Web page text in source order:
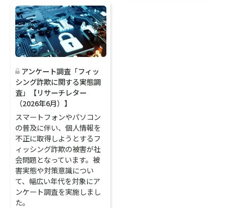
アンケート調査「フィッ
シング詐欺に関する実態調
査」【リサーチレター
（2026年6月）】
スマートフォンやパソコン
の普及に伴い、個人情報を
不正に取得しようとするフ
ィッシング詐欺の被害が社
会問題となっています。被
害実態や対策意識につい
て、幅広い年代を対象にア
ンケート調査を実施しまし
た。